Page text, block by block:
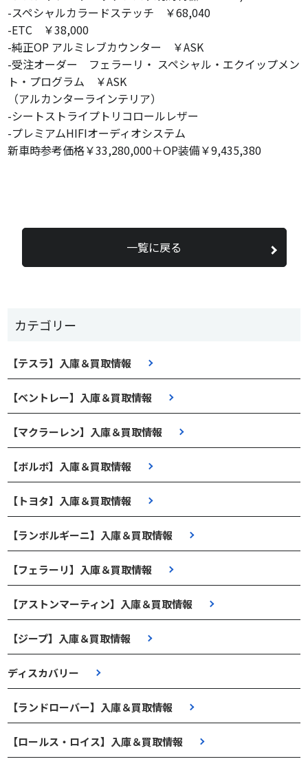
カテゴリー
【テスラ】入庫＆買取情報
【ベントレー】入庫＆買取情報
【マクラーレン】入庫＆買取情報
【ボルボ】入庫＆買取情報
【トヨタ】入庫＆買取情報
【ランボルギーニ】入庫＆買取情報
【フェラーリ】入庫＆買取情報
【アストンマーティン】入庫＆買取情報
【ジープ】入庫＆買取情報
ディスカバリー
【ランドローバー】入庫＆買取情報
【ロールス・ロイス】入庫＆買取情報
-スペシャルカラードステッチ ￥68,040
-ETC ￥38,000
-純正OP アルミレブカウンター ￥ASK
-受注オーダー フェラーリ・ スペシャル・エクイップメン
ト・プログラム ￥ASK
（アルカンターラインテリア）
-シートストライプトリコロールレザー
-プレミアムHIFIオーディオシステム
新車時参考価格￥33,280,000＋OP装備￥9,435,380
一覧に戻る